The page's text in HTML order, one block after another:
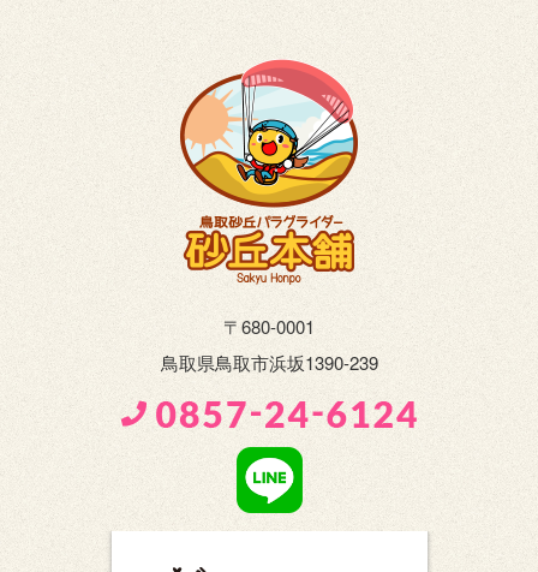
〒680-0001
鳥取県鳥取市浜坂1390-239